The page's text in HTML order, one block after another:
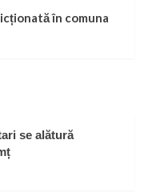
în comuna
se alătură